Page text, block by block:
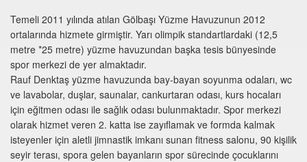
Temeli 2011 yılında atılan Gölbaşı Yüzme Havuzunun 2012
ortalarında hizmete girmiştir. Yarı olimpik standartlardaki (12,5
metre *25 metre) yüzme havuzundan başka tesis bünyesinde
spor merkezi de yer almaktadır.
Rauf Denktaş yüzme havuzunda bay-bayan soyunma odaları, wc
ve lavabolar, duşlar, saunalar, cankurtaran odası, kurs hocaları
için eğitmen odası ile sağlık odası bulunmaktadır. Spor merkezi
olarak hizmet veren 2. katta ise zayıflamak ve formda kalmak
isteyenler için aletli jimnastik imkanı sunan fitness salonu, 90 kişilik
seyir terası, spora gelen bayanların spor sürecinde çocuklarını